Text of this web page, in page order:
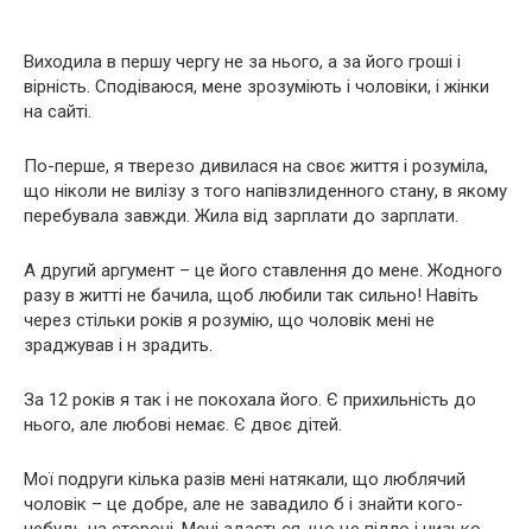
Виходила в першу чергу не за нього, а за його гроші і
вірність. Сподіваюся, мене зрозуміють і чоловіки, і жінки
на сайті.
По-перше, я тверезо дивилася на своє життя і розуміла,
що ніколи не вилізу з того напівзлиденного стану, в якому
перебувала завжди. Жила від зарплати до зарплати.
А другий аргумент – це його ставлення до мене. Жодного
разу в житті не бачила, щоб любили так сильно! Навіть
через стільки років я розумію, що чоловік мені не
зраджував і н зрадить.
За 12 років я так і не покохала його. Є прихильність до
нього, але любові немає. Є двоє дітей.
Мої подруги кілька разів мені натякали, що люблячий
чоловік – це добре, але не завадило б і знайти кого-